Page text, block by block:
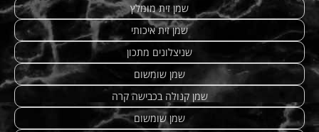
שמן זית מומלץ
שמן זית איכותי
שניצלונים מתכון
שמן שומשום
שמן קנולה בכבישה קרה
שמן שומשום